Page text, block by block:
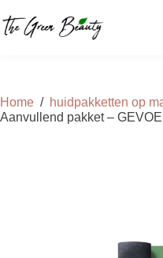
naar
de
Home / huidpakketten op
Aanvullend pakket –